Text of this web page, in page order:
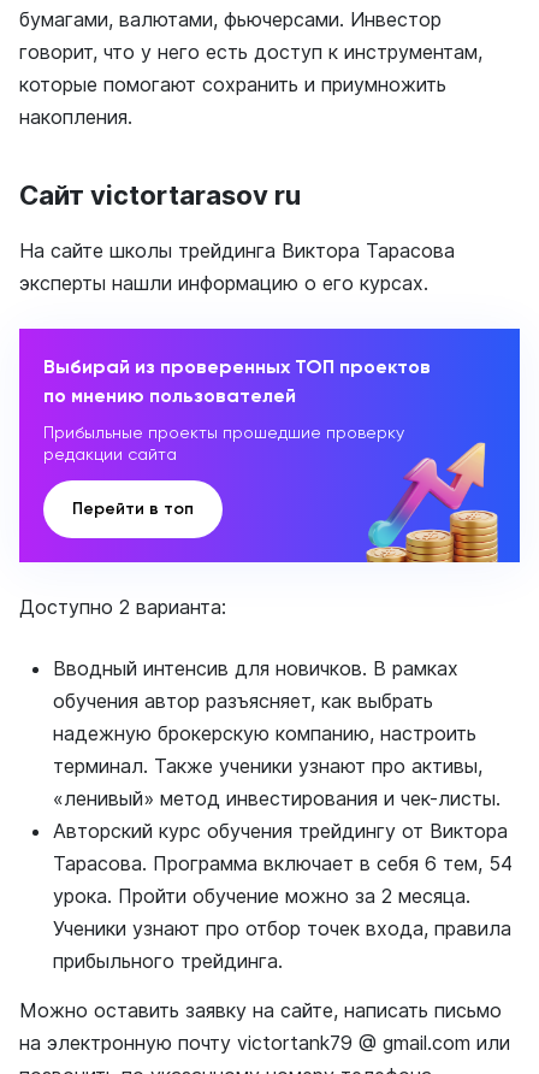
бумагами, валютами, фьючерсами. Инвестор
говорит, что у него есть доступ к инструментам,
которые помогают сохранить и приумножить
накопления.
Сайт victortarasov ru
На сайте школы трейдинга Виктора Тарасова
эксперты нашли информацию о его курсах.
Выбирай из проверенных ТОП проектов
по мнению пользователей
Прибыльные проекты прошедшие проверку
редакции сайта
Перейти в топ
Доступно 2 варианта:
Вводный интенсив для новичков. В рамках
обучения автор разъясняет, как выбрать
надежную брокерскую компанию, настроить
терминал. Также ученики узнают про активы,
«ленивый» метод инвестирования и чек-листы.
Авторский курс обучения трейдингу от Виктора
Тарасова. Программа включает в себя 6 тем, 54
урока. Пройти обучение можно за 2 месяца.
Ученики узнают про отбор точек входа, правила
прибыльного трейдинга.
Можно оставить заявку на сайте, написать письмо
на электронную почту victortank79 @ gmail.com или